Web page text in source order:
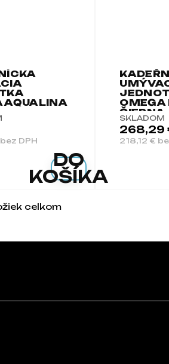
AQUALINA
DPH
DO
KOŠÍKA
OMEGA
ČIERNA
SKLADOM
218,12 €
268,29
Ovládacie prvky
celkom